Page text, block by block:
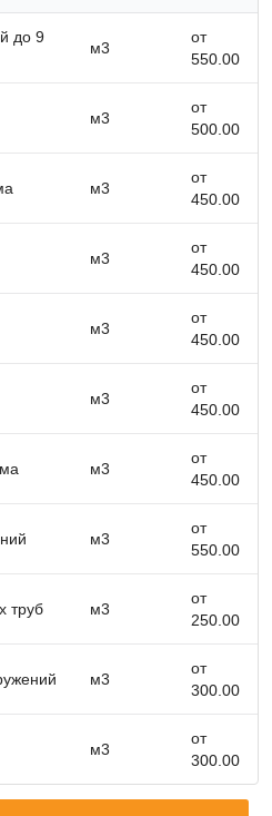
и подготовка объекта.
оборудования и
мусора и уборка.
внимание при выборе
компании в сфере
ценообразования.
с применением
наши специалисты
любой сложности,
и соблюдение всех
получения консультации
Мы гарантируем, что
до 9
м3
от
550.00
м3
от
500.00
м3
от
450.00
м3
от
450.00
м3
от
450.00
м3
от
450.00
м3
от
450.00
м3
от
550.00
труб м3
от
250.00
м3
от
300.00
м3
от
300.00